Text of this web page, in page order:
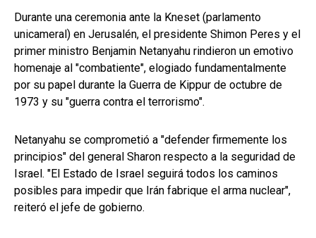
Durante una ceremonia ante la Kneset (parlamento
unicameral) en Jerusalén, el presidente Shimon Peres y el
primer ministro Benjamin Netanyahu rindieron un emotivo
homenaje al "combatiente", elogiado fundamentalmente
por su papel durante la Guerra de Kippur de octubre de
1973 y su "guerra contra el terrorismo".
Netanyahu se comprometió a "defender firmemente los
principios" del general Sharon respecto a la seguridad de
Israel. "El Estado de Israel seguirá todos los caminos
posibles para impedir que Irán fabrique el arma nuclear",
reiteró el jefe de gobierno.